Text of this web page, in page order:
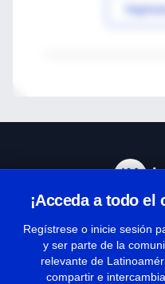
¡Acceda a todo el
Regístrese o inicie sesión
y ser parte de la
relevante de
compartir e